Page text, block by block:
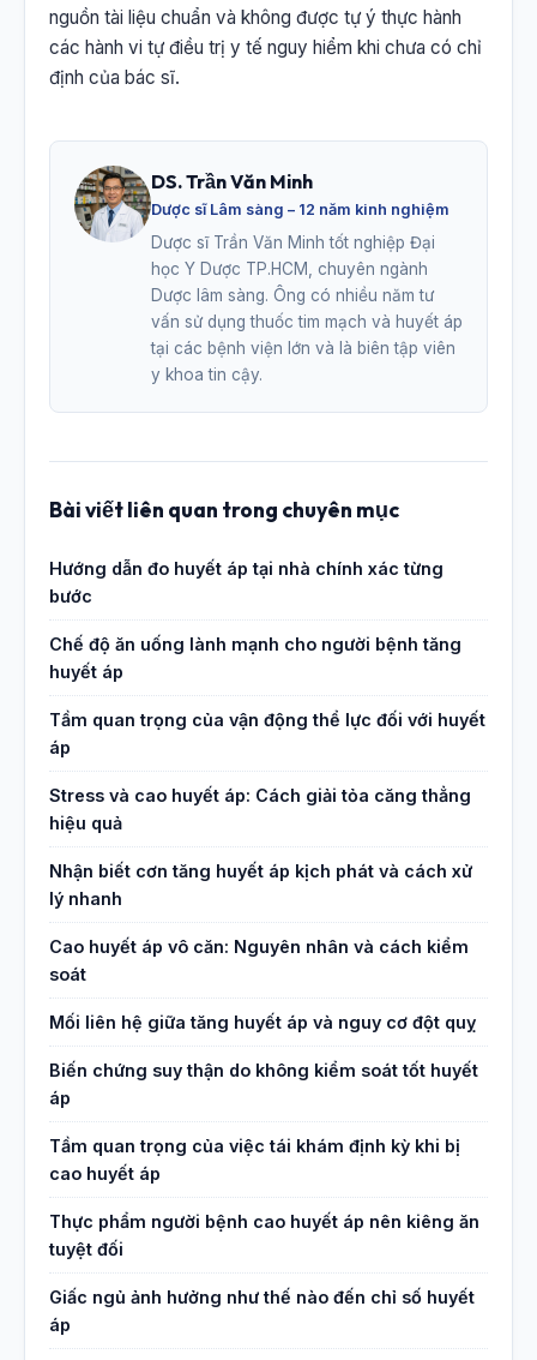
nguồn tài liệu chuẩn và không được tự ý thực hành
các hành vi tự điều trị y tế nguy hiểm khi chưa có chỉ
định của bác sĩ.
DS. Trần Văn Minh
Dược sĩ Lâm sàng – 12 năm kinh nghiệm
Dược sĩ Trần Văn Minh tốt nghiệp Đại
học Y Dược TP.HCM, chuyên ngành
Dược lâm sàng. Ông có nhiều năm tư
vấn sử dụng thuốc tim mạch và huyết áp
tại các bệnh viện lớn và là biên tập viên
y khoa tin cậy.
Bài viết liên quan trong chuyên mục
Hướng dẫn đo huyết áp tại nhà chính xác từng
bước
Chế độ ăn uống lành mạnh cho người bệnh tăng
huyết áp
Tầm quan trọng của vận động thể lực đối với huyết
áp
Stress và cao huyết áp: Cách giải tỏa căng thẳng
hiệu quả
Nhận biết cơn tăng huyết áp kịch phát và cách xử
lý nhanh
Cao huyết áp vô căn: Nguyên nhân và cách kiểm
soát
Mối liên hệ giữa tăng huyết áp và nguy cơ đột quỵ
Biến chứng suy thận do không kiểm soát tốt huyết
áp
Tầm quan trọng của việc tái khám định kỳ khi bị
cao huyết áp
Thực phẩm người bệnh cao huyết áp nên kiêng ăn
tuyệt đối
Giấc ngủ ảnh hưởng như thế nào đến chỉ số huyết
áp